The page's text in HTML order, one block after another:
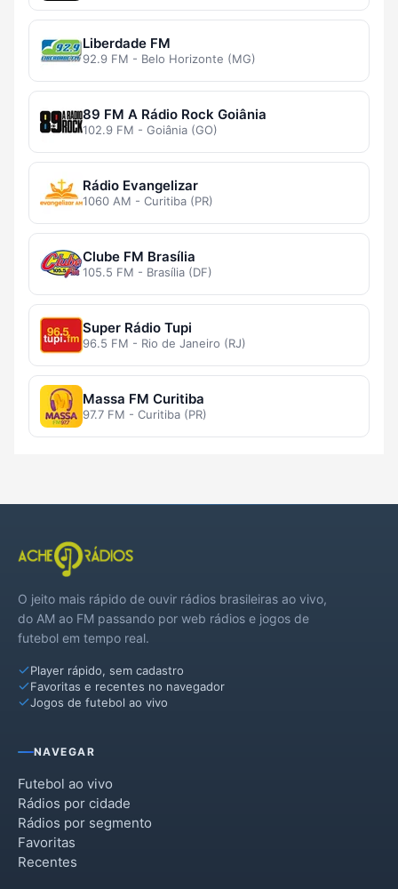
Liberdade FM
92.9 FM - Belo Horizonte (MG)
89 FM A Rádio Rock Goiânia
102.9 FM - Goiânia (GO)
Rádio Evangelizar
1060 AM - Curitiba (PR)
Clube FM Brasília
105.5 FM - Brasília (DF)
Super Rádio Tupi
96.5 FM - Rio de Janeiro (RJ)
Massa FM Curitiba
97.7 FM - Curitiba (PR)
O jeito mais rápido de ouvir rádios brasileiras ao vivo,
do AM ao FM passando por web rádios e jogos de
futebol em tempo real.
Player rápido, sem cadastro
Favoritas e recentes no navegador
Jogos de futebol ao vivo
NAVEGAR
Futebol ao vivo
Rádios por cidade
Rádios por segmento
Favoritas
Recentes